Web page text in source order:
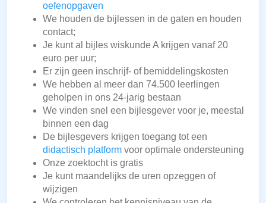
oefenopgaven
We houden de bijlessen in de gaten en houden
contact;
Je kunt al bijles wiskunde A krijgen vanaf 20
euro per uur;
Er zijn geen inschrijf- of bemiddelingskosten
We hebben al meer dan 74.500 leerlingen
geholpen in ons 24-jarig bestaan
We vinden snel een bijlesgever voor je, meestal
binnen een dag
De bijlesgevers krijgen toegang tot een
didactisch platform voor optimale ondersteuning
Onze zoektocht is gratis
Je kunt maandelijks de uren opzeggen of
wijzigen